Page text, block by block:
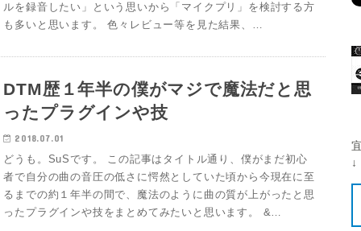
ルを録音したい」という思いから「マイクプリ」を検討する方
も多いと思います。 色々レビュー等を見た結果、…
DTM歴１年半の僕がマジで魔法だと思
ったプラグインや技
2018.07.01
どうも。SuSです。 この記事はタイトル通り、僕がまだ初心
者で自分の曲の音圧の低さに愕然としていた頃から今現在に至
るまでの約１年半の間で、魔法のように曲の質が上がったと思
ったプラグインや技をまとめてみたいと思います。 &…